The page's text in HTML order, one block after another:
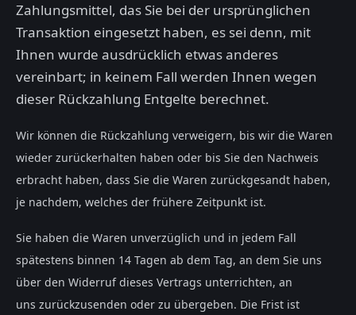
Zahlungsmittel, das Sie bei der ursprünglichen
Transaktion eingesetzt haben, es sei denn, mit
Ihnen wurde ausdrücklich etwas anderes
vereinbart; in keinem Fall werden Ihnen wegen
dieser Rückzahlung Entgelte berechnet.
Wir können die Rückzahlung verweigern, bis wir die Waren
wieder zurückerhalten haben oder bis Sie den Nachweis
erbracht haben, dass Sie die Waren zurückgesandt haben,
je nachdem, welches der frühere Zeitpunkt ist.
Sie haben die Waren unverzüglich und in jedem Fall
spätestens binnen 14 Tagen ab dem Tag, an dem Sie uns
über den Widerruf dieses Vertrags unterrichten, an
uns zurückzusenden oder zu übergeben. Die Frist ist